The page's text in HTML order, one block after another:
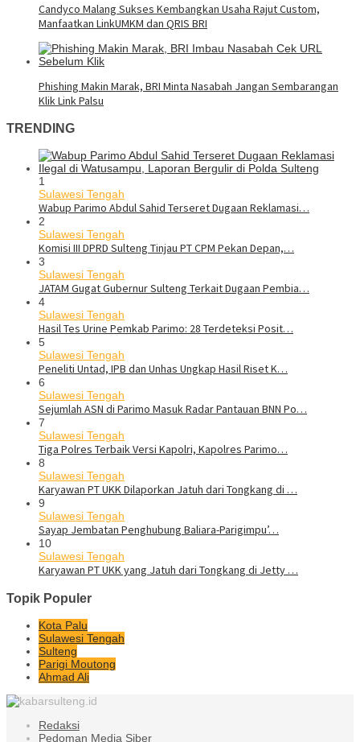
Candyco Malang Sukses Kembangkan Usaha Rajut Custom,
Manfaatkan LinkUMKM dan QRIS BRI
Phishing Makin Marak, BRI Minta Nasabah Jangan Sembarangan
Klik Link Palsu
TRENDING
1
Sulawesi Tengah
Wabup Parimo Abdul Sahid Terseret Dugaan Reklamasi…
2
Sulawesi Tengah
Komisi III DPRD Sulteng Tinjau PT CPM Pekan Depan,…
3
Sulawesi Tengah
JATAM Gugat Gubernur Sulteng Terkait Dugaan Pembia…
4
Sulawesi Tengah
Hasil Tes Urine Pemkab Parimo: 28 Terdeteksi Posit…
5
Sulawesi Tengah
Peneliti Untad, IPB dan Unhas Ungkap Hasil Riset K…
6
Sulawesi Tengah
Sejumlah ASN di Parimo Masuk Radar Pantauan BNN Po…
7
Sulawesi Tengah
Tiga Polres Terbaik Versi Kapolri, Kapolres Parimo…
8
Sulawesi Tengah
Karyawan PT UKK Dilaporkan Jatuh dari Tongkang di …
9
Sulawesi Tengah
Sayap Jembatan Penghubung Baliara-Parigimpu’…
10
Sulawesi Tengah
Karyawan PT UKK yang Jatuh dari Tongkang di Jetty …
Topik Populer
Kota Palu
Sulawesi Tengah
Sulteng
Parigi Moutong
Ahmad Ali
Redaksi
Pedoman Media Siber